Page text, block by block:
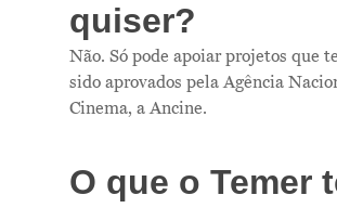
quiser?
Não. Só pode apoiar projetos que
sido aprovados pela Agência
Cinema, a Ancine.
O que o Temer